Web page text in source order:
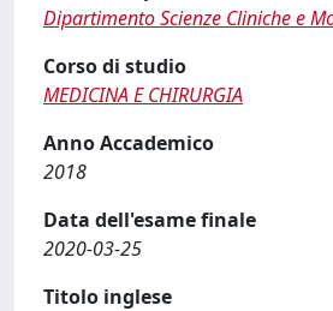
Dipartimento Scienze Cliniche e
Corso di studio
MEDICINA E CHIRURGIA
Anno Accademico
2018
Data dell'esame finale
2020-03-25
Titolo inglese